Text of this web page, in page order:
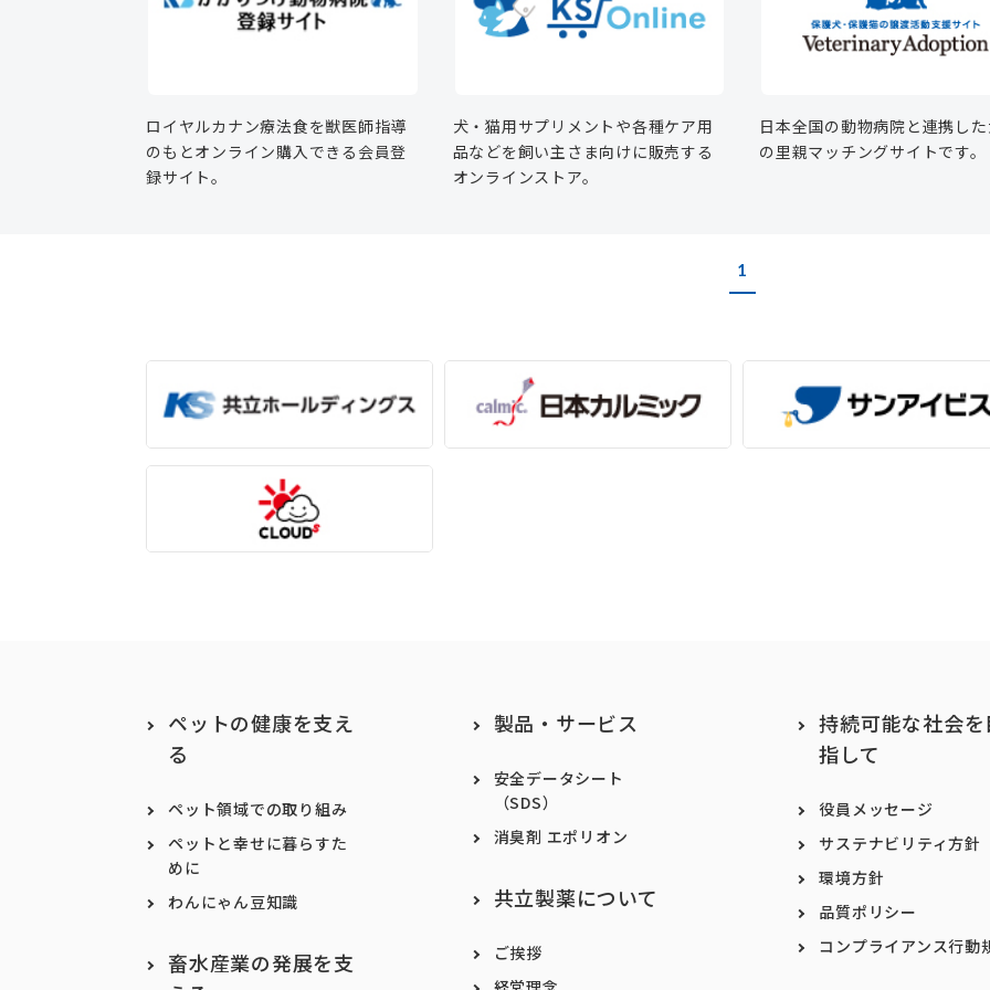
ロイヤルカナン療法食を獣医師指導
のもとオンライン購入できる会員登
録サイト。
犬・猫用サプリメントや各種ケア用
品などを飼い主さま向けに販売する
オンラインストア。
日本全国の動物病院と連携し
の里親マッチングサイトです。
1
ペットの健康を支え
る
ペット領域での取り組み
ペットと幸せに暮らすた
めに
わんにゃん豆知識
畜水産業の発展を支
製品・サービス
安全データシート
（SDS）
消臭剤 エポリオン
共立製薬について
ご挨拶
持続可能な社会を
指して
役員メッセージ
サステナビリティ方針
環境方針
品質ポリシー
コンプライアンス行動